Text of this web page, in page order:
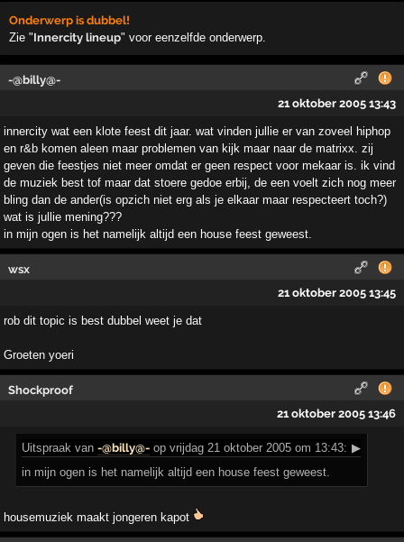
Onderwerp is dubbel!
Zie "Innercity lineup" voor eenzelfde onderwerp.
-@billy@-
21 oktober 2005 13:43
innercity wat een klote feest dit jaar. wat vinden jullie er van zoveel hiphop
en r&b komen aleen maar problemen van kijk maar naar de matrixx. zij
geven die feestjes niet meer omdat er geen respect voor mekaar is. ik vind
de muziek best tof maar dat stoere gedoe erbij, de een voelt zich nog meer
bling dan de ander(is opzich niet erg als je elkaar maar respecteert toch?)
wat is jullie mening???
in mijn ogen is het namelijk altijd een house feest geweest.
wsx
21 oktober 2005 13:45
rob dit topic is best dubbel weet je dat
Groeten yoeri
Shockproof
21 oktober 2005 13:46
Uitspraak van-@billy@- op vrijdag 21 oktober 2005 om 13:43: ▶
in mijn ogen is het namelijk altijd een house feest geweest.
housemuziek maakt jongeren kapot